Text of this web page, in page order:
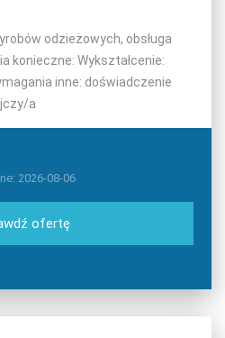
odzieżowych, obsługa
konieczne: Wykształcenie:
inne: doświadczenie
a
2026-08-06
ofertę